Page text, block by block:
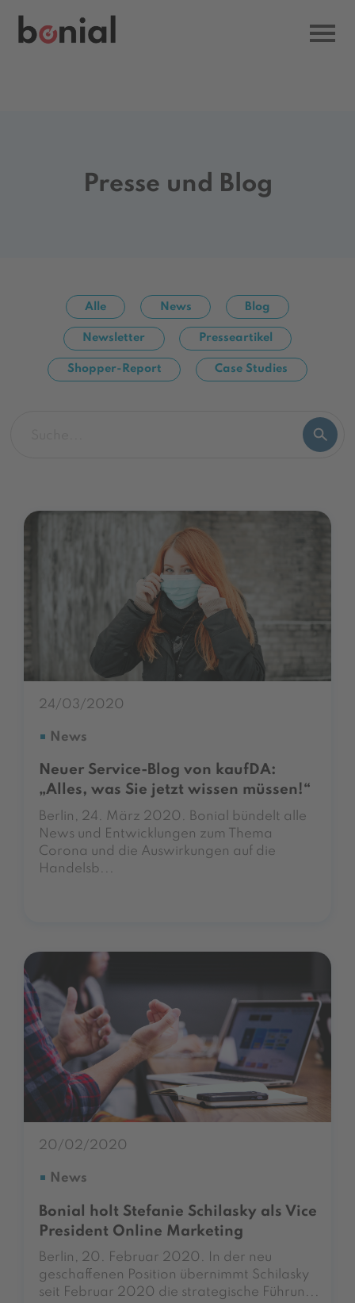
Presse und Blog
Alle News Blog
Newsletter Presseartikel
Case Studies
Shopper-Report
24/03/2020
News
Neuer Service-Blog von kaufDA:
„Alles, was Sie jetzt wissen müssen!“
Berlin, 24. März 2020. Bonial bündelt alle
News und Entwicklungen zum Thema
Corona und die Auswirkungen auf die
Handelsb...
20/02/2020
News
Bonial holt Stefanie Schilasky als Vice
President Online Marketing
Berlin, 20. Februar 2020. In der neu
geschaffenen Position übernimmt Schilasky
seit Februar 2020 die strategische Führun...